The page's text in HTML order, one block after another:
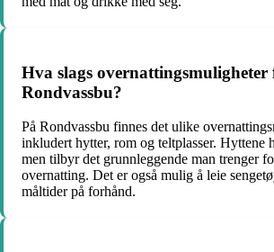
Hva slags overnattingsmuligheter
Rondvassbu?
På Rondvassbu finnes det ulike
inkludert hytter, rom og teltplasser. Hyttene
men tilbyr det grunnleggende man trenger
overnatting. Det er også mulig å leie
måltider på forhånd.